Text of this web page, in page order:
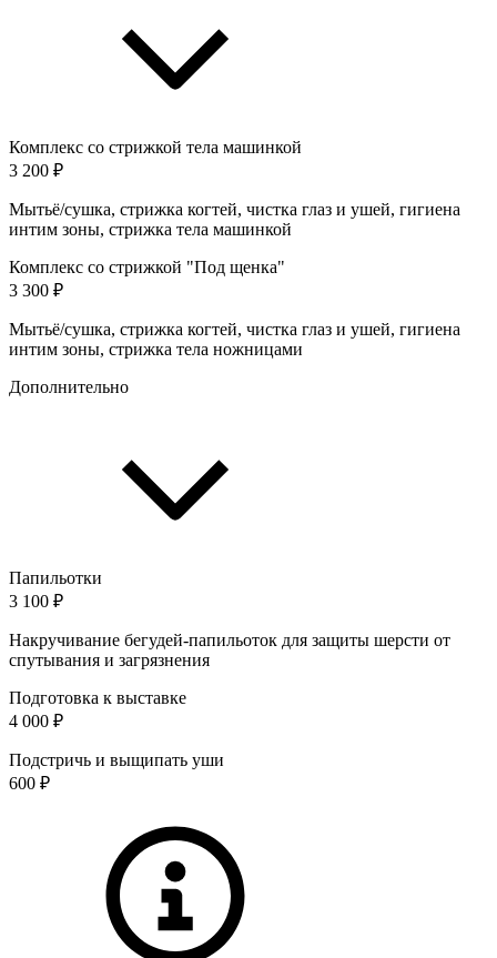
Комплекс со стрижкой тела машинкой
3 200 ₽
Мытьё/сушка, стрижка когтей, чистка глаз и ушей, гигиена
интим зоны, стрижка тела машинкой
Комплекс со стрижкой "Под щенка"
3 300 ₽
Мытьё/сушка, стрижка когтей, чистка глаз и ушей, гигиена
интим зоны, стрижка тела ножницами
Дополнительно
Папильотки
3 100 ₽
Накручивание бегудей-папильоток для защиты шерсти от
спутывания и загрязнения
Подготовка к выставке
4 000 ₽
Подстричь и выщипать уши
600 ₽